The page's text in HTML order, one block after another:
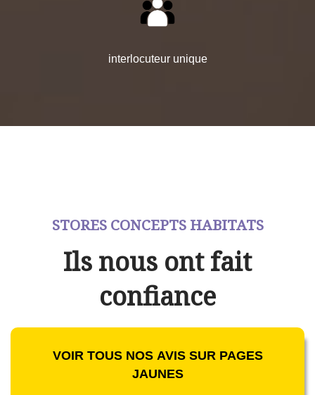
interlocuteur unique
STORES CONCEPTS HABITATS
Ils nous ont fait
confiance
VOIR TOUS NOS AVIS SUR PAGES
JAUNES